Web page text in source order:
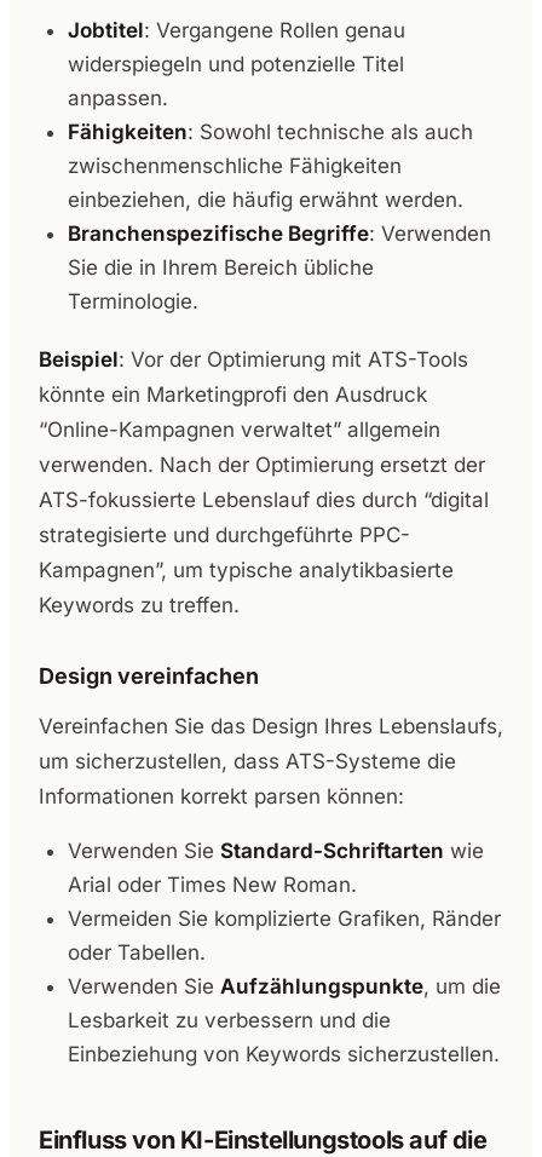
Jobtitel: Vergangene Rollen genau
widerspiegeln und potenzielle Titel
anpassen.
Fähigkeiten: Sowohl technische als auch
zwischenmenschliche Fähigkeiten
einbeziehen, die häufig erwähnt werden.
Branchenspezifische Begriffe: Verwenden
Sie die in Ihrem Bereich übliche
Terminologie.
Beispiel: Vor der Optimierung mit ATS-Tools
könnte ein Marketingprofi den Ausdruck
“Online-Kampagnen verwaltet” allgemein
verwenden. Nach der Optimierung ersetzt der
ATS-fokussierte Lebenslauf dies durch “digital
strategisierte und durchgeführte PPC-
Kampagnen”, um typische analytikbasierte
Keywords zu treffen.
Design vereinfachen
Vereinfachen Sie das Design Ihres Lebenslaufs,
um sicherzustellen, dass ATS-Systeme die
Informationen korrekt parsen können:
Verwenden Sie Standard-Schriftarten wie
Arial oder Times New Roman.
Vermeiden Sie komplizierte Grafiken, Ränder
oder Tabellen.
Verwenden Sie Aufzählungspunkte, um die
Lesbarkeit zu verbessern und die
Einbeziehung von Keywords sicherzustellen.
Einfluss von KI-Einstellungstools auf die